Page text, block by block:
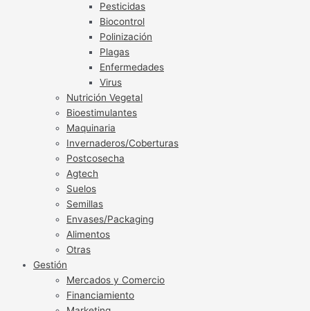
Pesticidas
Biocontrol
Polinización
Plagas
Enfermedades
Virus
Nutrición Vegetal
Bioestimulantes
Maquinaria
Invernaderos/Coberturas
Postcosecha
Agtech
Suelos
Semillas
Envases/Packaging
Alimentos
Otras
Gestión
Mercados y Comercio
Financiamiento